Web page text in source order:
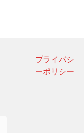
プライバシ
ーポリシー